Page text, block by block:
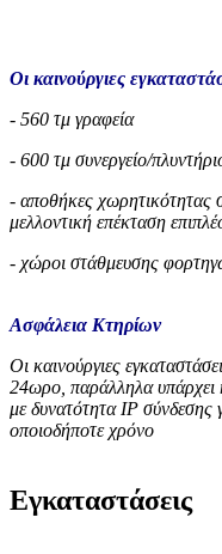
Οι καινούργιες
- 560 τμ γραφεία
- 600 τμ συνεργείο/
- αποθήκες χωρητικότητας
μελλοντική επέκταση
- χώροι στάθμευσης
Ασφάλεια Κτηρίων
Οι καινούργιες
24ωρο, παράλληλα υπάρχει
με δυνατότητα ΙΡ
οποιοδήποτε χρόνο
Εγκαταστάσεις